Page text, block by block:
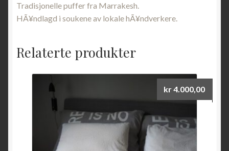
Tradisjonelle puffer fra Marrakesh.
HÃ¥ndlagd i soukene av lokale hÃ¥ndverkere.
Relaterte produkter
kr4.000,00